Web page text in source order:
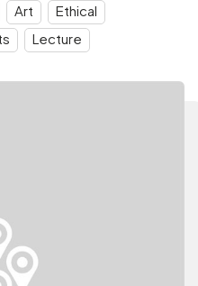
us
Art
Ethical
Lecture